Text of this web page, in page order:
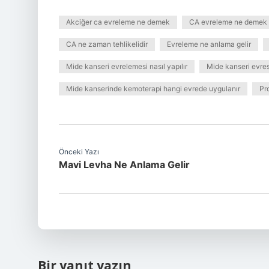
Akciğer ca evreleme ne demek CA evreleme ne demek
CA ne zaman tehlikelidir Evreleme ne anlama gelir
Mide kanseri evrelemesi nasıl yapılır Mide kanseri
Mide kanserinde kemoterapi hangi evrede uygulanır
Önceki Yazı
Mavi Levha Ne Anlama Gelir
Bir yanıt yazın